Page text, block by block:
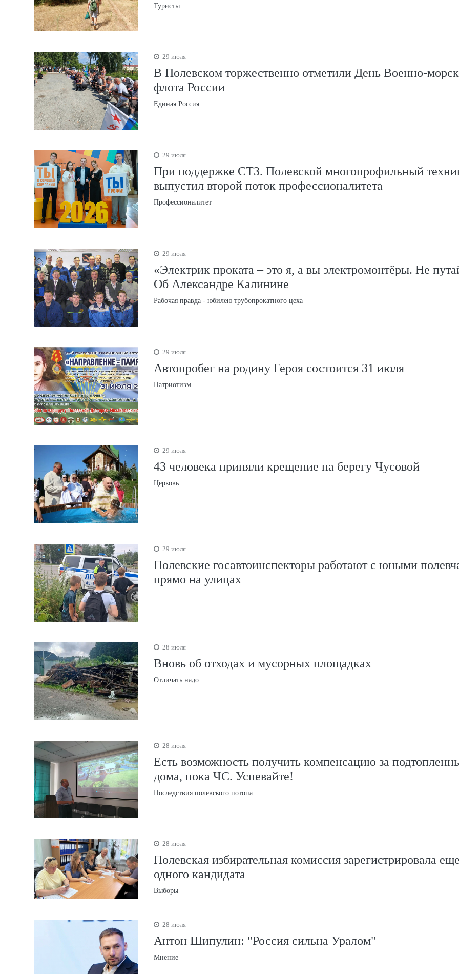
Туристы
29 июля
В Полевском торжественно отметили День
флота России
Единая Россия
29 июля
При поддержке СТЗ. Полевской многопрофильный
выпустил второй поток профессионалитета
Профессионалитет
29 июля
«Электрик проката – это я, а вы электромонтёры. Не
Об Александре Калинине
Рабочая правда - юбилею трубопрокатного цеха
29 июля
Автопробег на родину Героя состоится 31 июля
Патриотизм
29 июля
43 человека приняли крещение на берегу Чусовой
Церковь
29 июля
Полевские госавтоинспекторы работают с юными
прямо на улицах
28 июля
Вновь об отходах и мусорных площадках
Отличать надо
28 июля
Есть возможность получить компенсацию за
дома, пока ЧС. Успевайте!
Последствия полевского потопа
28 июля
Полевская избирательная комиссия зарегистрировала
одного кандидата
Выборы
28 июля
Антон Шипулин: "Россия сильна Уралом"
Мнение